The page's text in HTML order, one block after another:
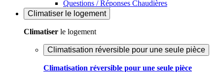
Questions / Réponses Chaudières
Climatiser le logement
Climatiser le logement
Climatisation réversible pour une seule pièce
Climatisation réversible pour une seule pièce